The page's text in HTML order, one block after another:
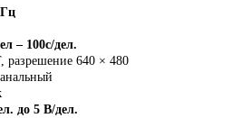
– 100с/дел.
разрешение 640 × 480
до 5 В/дел.